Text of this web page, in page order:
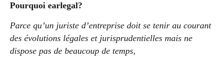
Pourquoi earlegal?
Parce qu’un juriste d’entreprise doit se tenir au courant
des évolutions légales et jurisprudentielles mais ne
dispose pas de beaucoup de temps,